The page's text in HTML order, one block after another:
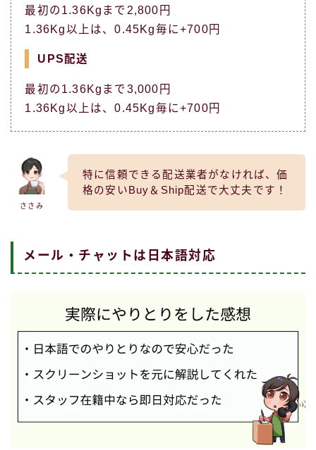
最初の1.36Kgまで2,800円
1.36Kg以上は、0.45Kg毎に+700円
UPS配送
最初の1.36Kgまで3,000円
1.36Kg以上は、0.45Kg毎に+700円
ささみ
特に信頼できる配送業者がなければ、価
格の安いBuy＆Ship配送で大丈夫です！
メール・チャットは日本語対応